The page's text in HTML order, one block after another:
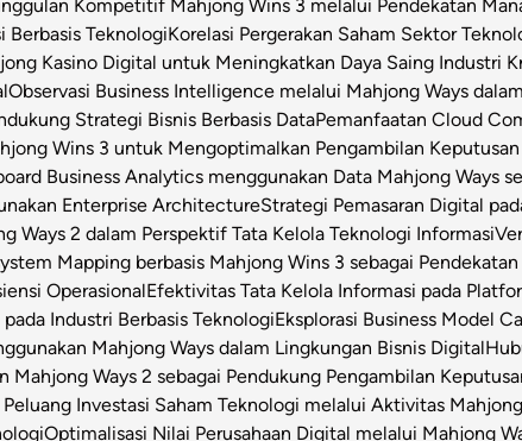
Kompetitif Mahjong Wins 3 melalui Pendekatan
Berbasis TeknologiKorelasi Pergerakan Saham Sektor
Kasino Digital untuk Meningkatkan Daya Saing Industri
Observasi Business Intelligence melalui Mahjong Ways
Strategi Bisnis Berbasis DataPemanfaatan Cloud
Wins 3 untuk Mengoptimalkan Pengambilan
Business Analytics menggunakan Data Mahjong Ways
Enterprise ArchitectureStrategi Pemasaran Digital
Ways 2 dalam Perspektif Tata Kelola Teknologi Informasi
Mapping berbasis Mahjong Wins 3 sebagai
OperasionalEfektivitas Tata Kelola Informasi pada
Industri Berbasis TeknologiEksplorasi Business Model
Mahjong Ways dalam Lingkungan Bisnis Digital
Mahjong Ways 2 sebagai Pendukung Pengambilan
Investasi Saham Teknologi melalui Aktivitas
Optimalisasi Nilai Perusahaan Digital melalui Mahjong